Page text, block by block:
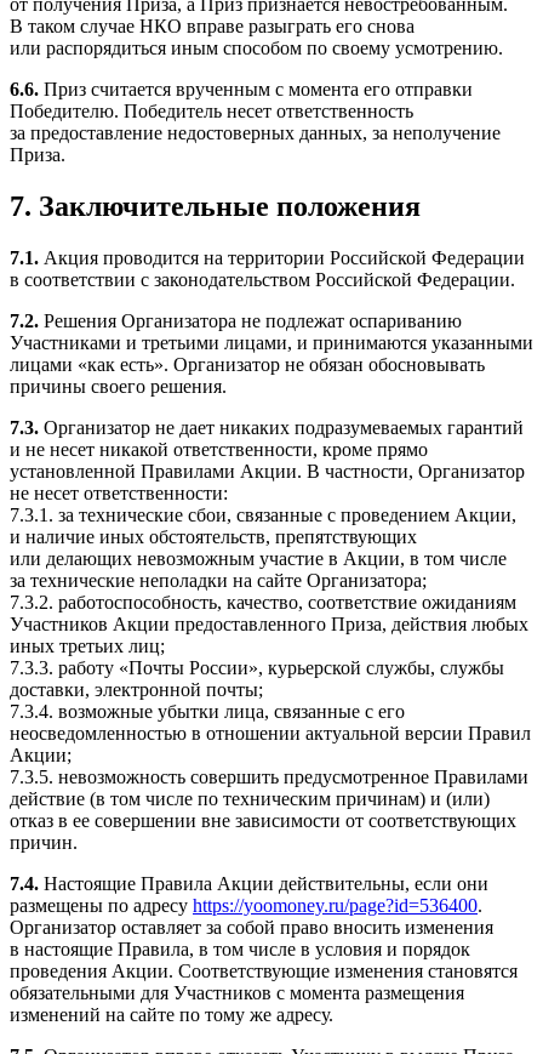
В таком случае НКО вправе разыграть его снова
или распорядиться иным способом по своему усмотрению.
6.6. Приз считается врученным с момента его отправки
Победителю. Победитель несет ответственность
за предоставление недостоверных данных, за неполучение
Приза.
7. Заключительные положения
7.1. Акция проводится на территории Российской Федерации
в соответствии с законодательством Российской Федерации.
7.2. Решения Организатора не подлежат оспариванию
Участниками и третьими лицами, и принимаются указанными
лицами «как есть». Организатор не обязан обосновывать
причины своего решения.
7.3. Организатор не дает никаких подразумеваемых гарантий
и не несет никакой ответственности, кроме прямо
установленной Правилами Акции. В частности, Организатор
не несет ответственности:
7.3.1. за технические сбои, связанные с проведением Акции,
и наличие иных обстоятельств, препятствующих
или делающих невозможным участие в Акции, в том числе
за технические неполадки на сайте Организатора;
7.3.2. работоспособность, качество, соответствие ожиданиям
Участников Акции предоставленного Приза, действия любых
иных третьих лиц;
7.3.3. работу «Почты России», курьерской службы, службы
доставки, электронной почты;
7.3.4. возможные убытки лица, связанные с его
неосведомленностью в отношении актуальной версии Правил
Акции;
7.3.5. невозможность совершить предусмотренное Правилами
действие (в том числе по техническим причинам) и (или)
отказ в ее совершении вне зависимости от соответствующих
причин.
7.4. Настоящие Правила Акции действительны, если они
размещены по адресу https://yoomoney.ru/page?id=536400.
Организатор оставляет за собой право вносить изменения
в настоящие Правила, в том числе в условия и порядок
проведения Акции. Соответствующие изменения становятся
обязательными для Участников с момента размещения
изменений на сайте по тому же адресу.